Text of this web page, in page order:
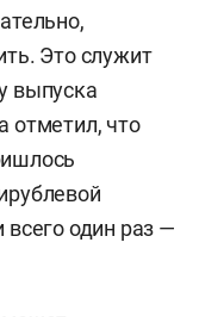
Это служит
выпуска
отметил, что
один раз —